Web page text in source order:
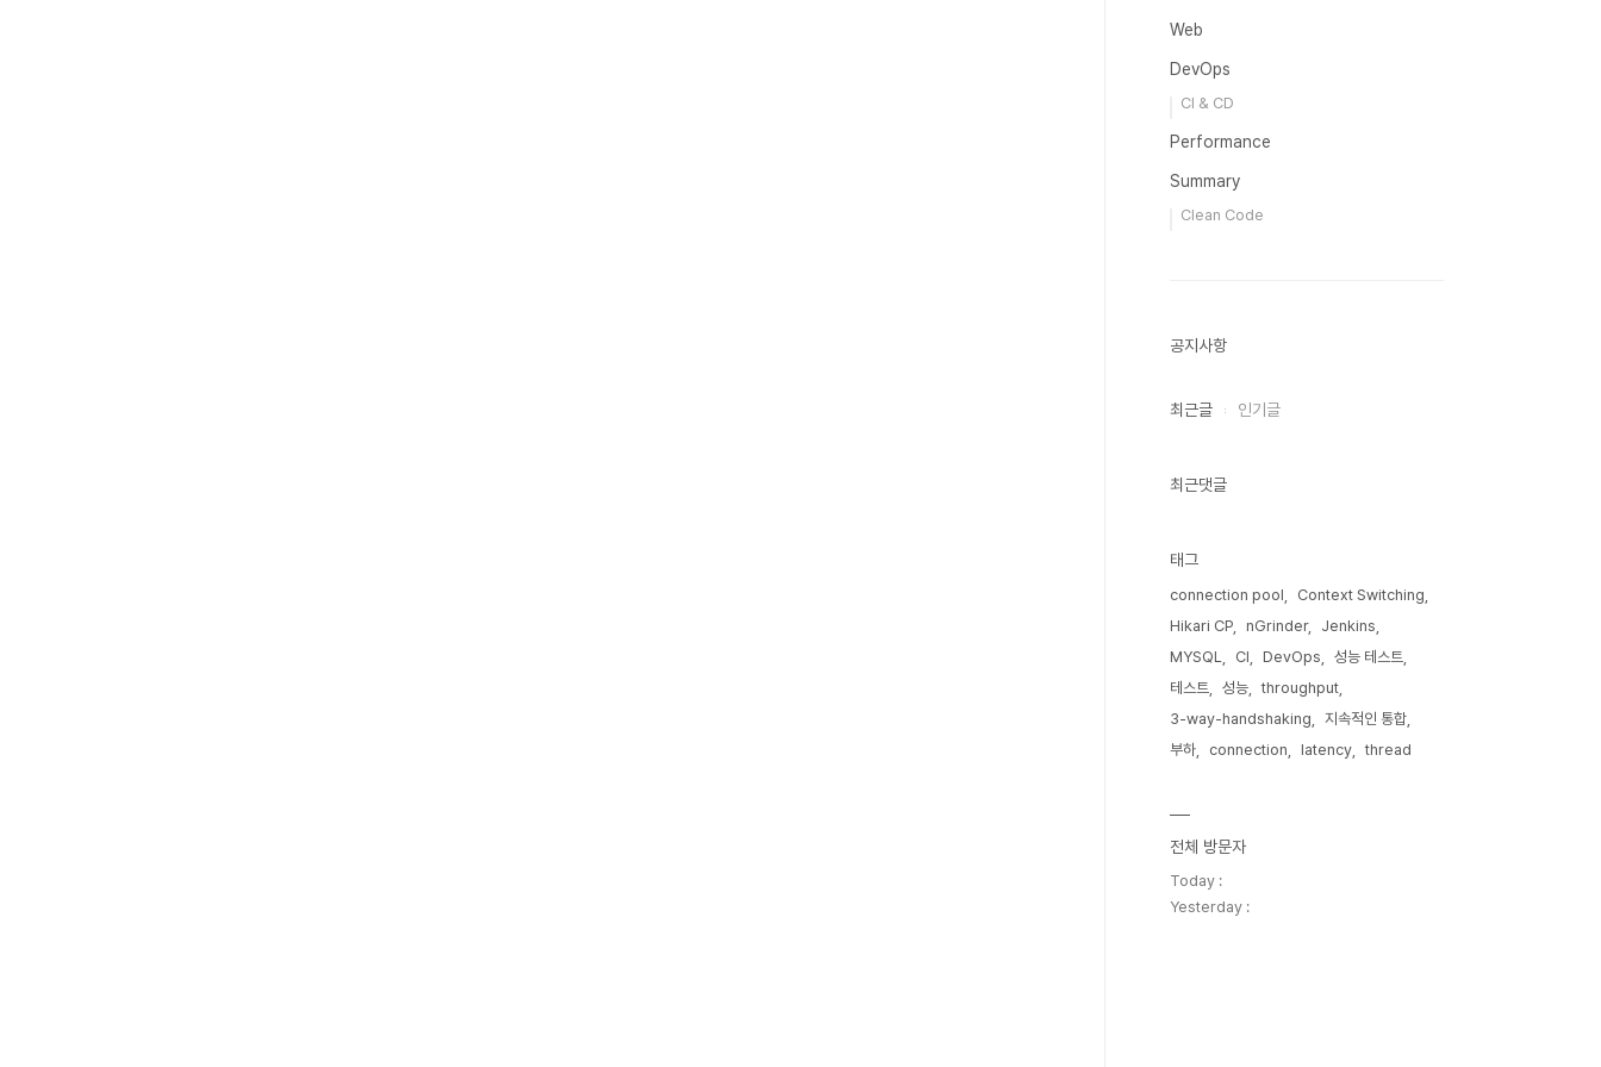
Web
DevOps
CI & CD
Performance
Summary
Clean Code
공지사항
최근글 인기글
최근댓글
태그
connection pool
Context Switching
Hikari CP
nGrinder
Jenkins
MYSQL
CI DevOps
성능 테스트
테스트
성능
throughput
3-way-handshaking
지속적인 통합
부하
connection latency thread
전체 방문자
Today :
Yesterday :